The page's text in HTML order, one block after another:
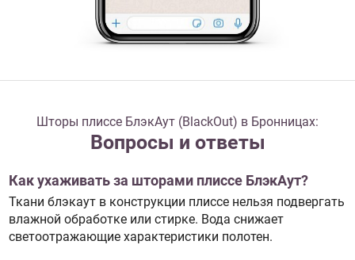
Шторы плиссе БлэкАут (BlackOut) в Бронницах:
Вопросы и ответы
Как ухаживать за шторами плиссе БлэкАут?
Ткани блэкаут в конструкции плиссе нельзя подвергать
влажной обработке или стирке. Вода снижает
светоотражающие характеристики полотен.